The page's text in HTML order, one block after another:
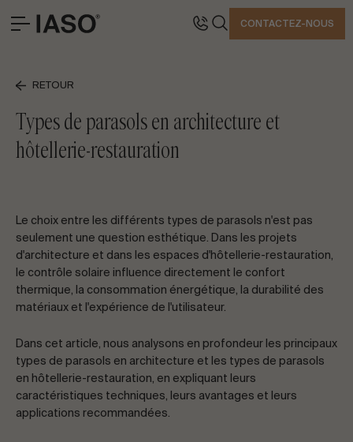
BUREAUX CENTRAUX
Avinguda Exèrcit 35-37
25194 Lleida
Espagne
Tél. +34 973 263 022
E-mail info@iasoglobal.com
PARLONS DE VOTRE PROJET
Conseil & Consulting
CONTACTEZ-NOUS
FERMER
PROJETS EMBLÉMATIQUES
PROFESSIONNEL
CONTACTEZ-NOUS
RETOUR
Types de parasols en architecture et
hôtellerie-restauration
Le choix entre les différents types de parasols n'est pas
seulement une question esthétique. Dans les projets
d'architecture et dans les espaces d'hôtellerie-restauration,
le contrôle solaire influence directement le confort
thermique, la consommation énergétique, la durabilité des
matériaux et l'expérience de l'utilisateur.
Dans cet article, nous analysons en profondeur les principaux
types de parasols en architecture et les types de parasols
en hôtellerie-restauration, en expliquant leurs
caractéristiques techniques, leurs avantages et leurs
applications recommandées.